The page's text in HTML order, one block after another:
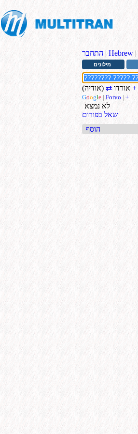
התחבר | Hebrew |
מילונים
(אודיה) ⇄ +
Google | Forvo | +
לא נמצא
שאל בפורום
הוסף